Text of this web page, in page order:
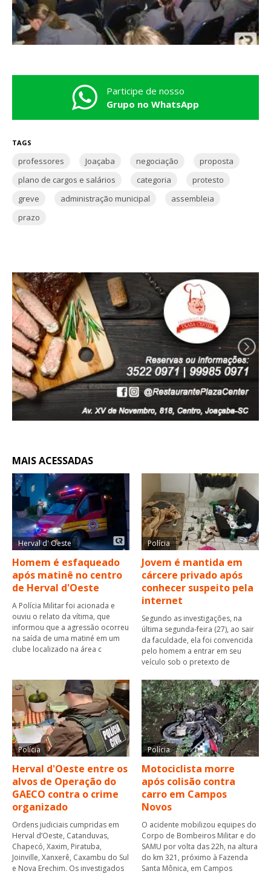
Participe de nosso
Grupo no WhatsApp
TAGS
professores Joaçaba negociação
proposta
plano de cargos e salários
categoria
protesto
greve
administração municipal
assembleia
prazo
MAIS ACESSADAS
Herval d' Oeste
Homem é esfaqueado
após matinê no centro
de Herval d'Oeste
A Polícia Militar foi acionada e
ouviu o relato da vítima, que
informou que a agressão ocorreu
na saída de uma matiné em um
clube localizado na área c
Polícia
Jovem é mantida em
cárcere privado após
conhecer suspeito pela
internet
Segundo as investigações, na
última segunda-feira (27), ao sair
da faculdade, ela foi convencida
pelo homem a entrar em seu
veículo sob o pretexto de
Polícia
Herval d'Oeste entre os
alvos de Operação do
GAECO contra o crime
organizado
Ordens judiciais cumpridas em
Herval d’Oeste, Catanduvas,
Chapecó, Xaxim, Piratuba,
Joinville, Xanxerê, Caxambu do Sul
e Nova Erechim. Os investigados
Polícia
Motociclista morre
após colisão contra
carro em Campos
Novos
O acidente mobilizou equipes do
Corpo de Bombeiros Militar e do
SAMU por volta das 22h, na altura
do km 321, próximo à Fazenda
Santa Mônica, em Campos